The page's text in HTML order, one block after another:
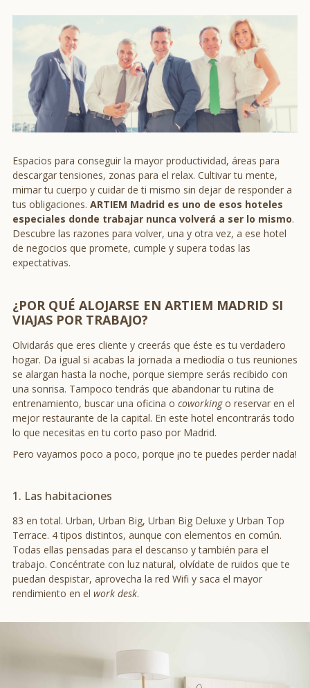
Espacios para conseguir la mayor productividad, áreas para
descargar tensiones, zonas para el relax. Cultivar tu mente,
mimar tu cuerpo y cuidar de ti mismo sin dejar de responder a
tus obligaciones. ARTIEM Madrid es uno de esos hoteles
especiales donde trabajar nunca volverá a ser lo mismo.
Descubre las razones para volver, una y otra vez, a ese hotel
de negocios que promete, cumple y supera todas las
expectativas.
¿POR QUÉ ALOJARSE EN ARTIEM MADRID SI
VIAJAS POR TRABAJO?
Olvidarás que eres cliente y creerás que éste es tu verdadero
hogar. Da igual si acabas la jornada a mediodía o tus reuniones
se alargan hasta la noche, porque siempre serás recibido con
una sonrisa. Tampoco tendrás que abandonar tu rutina de
entrenamiento, buscar una oficina o coworkingo reservar en el
mejor restaurante de la capital. En este hotel encontrarás todo
lo que necesitas en tu corto paso por Madrid.
Pero vayamos poco a poco, porque ¡no te puedes perder nada!
1. Las habitaciones
83 en total. Urban, Urban Big, Urban Big Deluxe y Urban Top
Terrace. 4 tipos distintos, aunque con elementos en común.
Todas ellas pensadas para el descanso y también para el
trabajo. Concéntrate con luz natural, olvídate de ruidos que te
puedan despistar, aprovecha la red Wifi y saca el mayor
rendimiento en el work desk.